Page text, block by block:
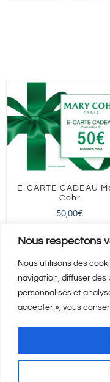
Nous respectons
Nous utilisons des
navigation, diffuser
personnalisés et
accepter », vous
E-CARTE CADEAU
Cohr
50,00€
FRANCE entière
Ajouter au panier
Détails